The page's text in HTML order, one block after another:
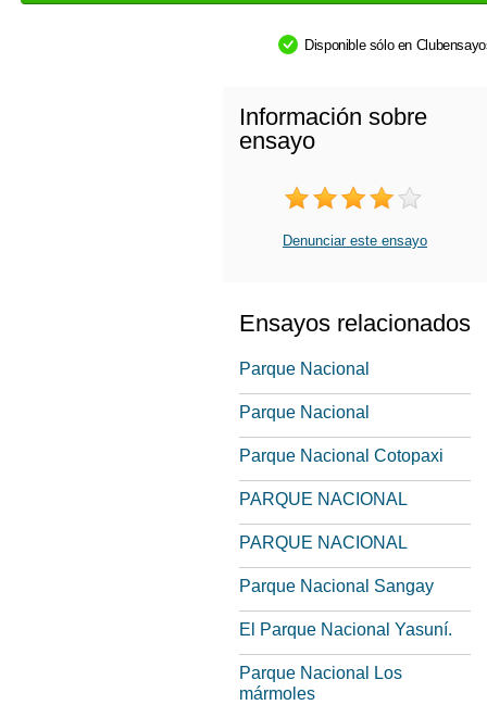
Disponible sólo en
Información sobre
ensayo
Denunciar este ensayo
Ensayos relacionados
Parque Nacional
Parque Nacional
Parque Nacional Cotopaxi
PARQUE NACIONAL
PARQUE NACIONAL
Parque Nacional Sangay
El Parque Nacional Yasuní.
Parque Nacional Los
mármoles